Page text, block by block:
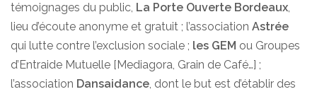
témoignages du public, La Porte Ouverte Bordeaux,
lieu d’écoute anonyme et gratuit ; l’association Astrée
qui lutte contre l’exclusion sociale ; les GEM ou Groupes
d’Entraide Mutuelle [Mediagora, Grain de Café…] ;
l’association Dansaidance, dont le but est d’établir des